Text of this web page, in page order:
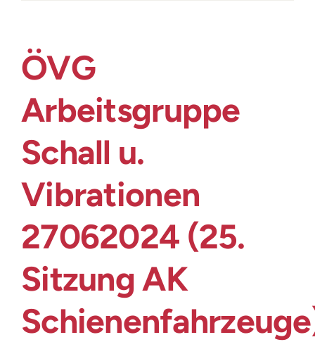
ÖVG
Arbeitsgruppe
Schall u.
Vibrationen
27062024 (25.
Sitzung AK